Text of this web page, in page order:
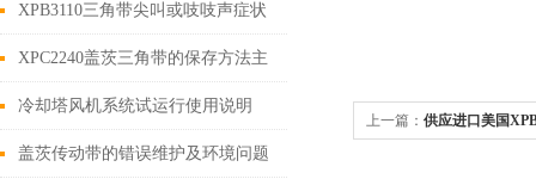
XPB3110三角带尖叫或吱吱声症状
分析
XPC2240盖茨三角带的保存方法主
要涵盖以下几个核心方面
冷却塔风机系统试运行使用说明
盖茨传动带的错误维护及环境问题
上一篇： 供应进口美国